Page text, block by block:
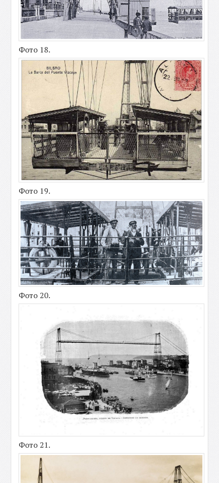
Фото 18.
Фото 19.
Фото 20.
Фото 21.